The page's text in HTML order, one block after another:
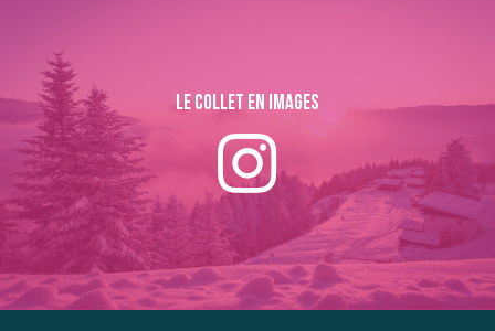
Le collet en images